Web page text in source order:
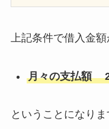
上記条件で借入金
月々の支払額
ということになりま